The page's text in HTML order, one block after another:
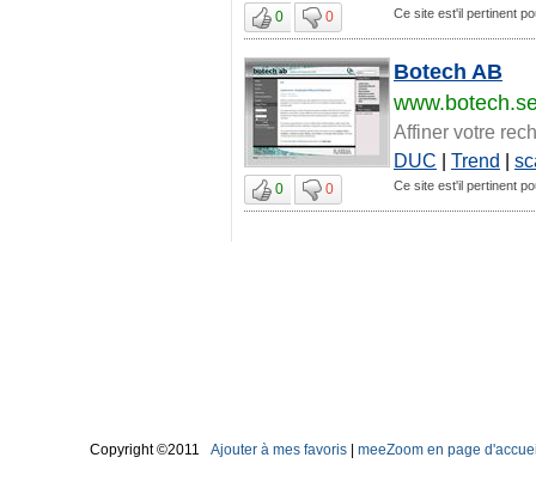
0 0 Ce site est'il pertinent
Botech AB
Affiner votre
DUC | Trend |
0 0 Ce site est'il pertinent
Copyright ©2011 Ajouter à mes favoris meeZoom en page